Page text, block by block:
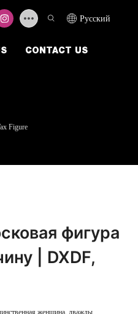
Pусский
CONTACT US
Figure
фигура
| DXDF,